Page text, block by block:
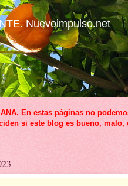
Nuevoimpulso.net
En estas páginas no
si este blog es bueno,